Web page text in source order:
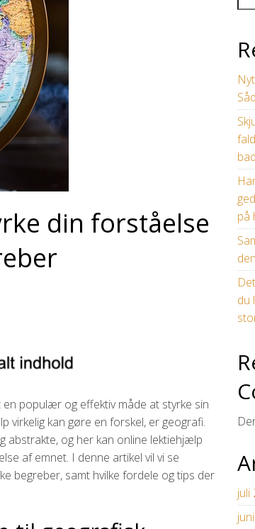
din forståelse
populær og effektiv måde at styrke sin
virkelig kan gøre en forskel, er geografi.
abstrakte, og her kan online lektiehjælp
af emnet. I denne artikel vil vi se
begreber, samt hvilke fordele og tips der
på
du
juli